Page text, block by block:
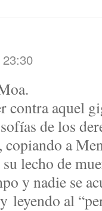
contra aquel
de los
copiando a
lecho de
y nadie se
leyendo al